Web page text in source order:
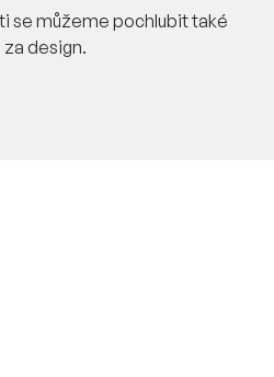
se můžeme pochlubit také
design.